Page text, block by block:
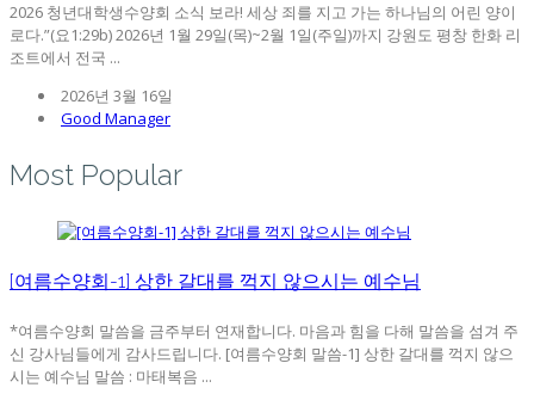
2026 청년대학생수양회 소식 보라! 세상 죄를 지고 가는 하나님의 어린 양이
로다.”(요1:29b) 2026년 1월 29일(목)~2월 1일(주일)까지 강원도 평창 한화 리
조트에서 전국 ...
2026년 3월 16일
Good Manager
Most Popular
[여름수양회-1] 상한 갈대를 꺽지 않으시는 예수님
*여름수양회 말씀을 금주부터 연재합니다. 마음과 힘을 다해 말씀을 섬겨 주
신 강사님들에게 감사드립니다. [여름수양회 말씀-1] 상한 갈대를 꺽지 않으
시는 예수님 말씀 : 마태복음 ...